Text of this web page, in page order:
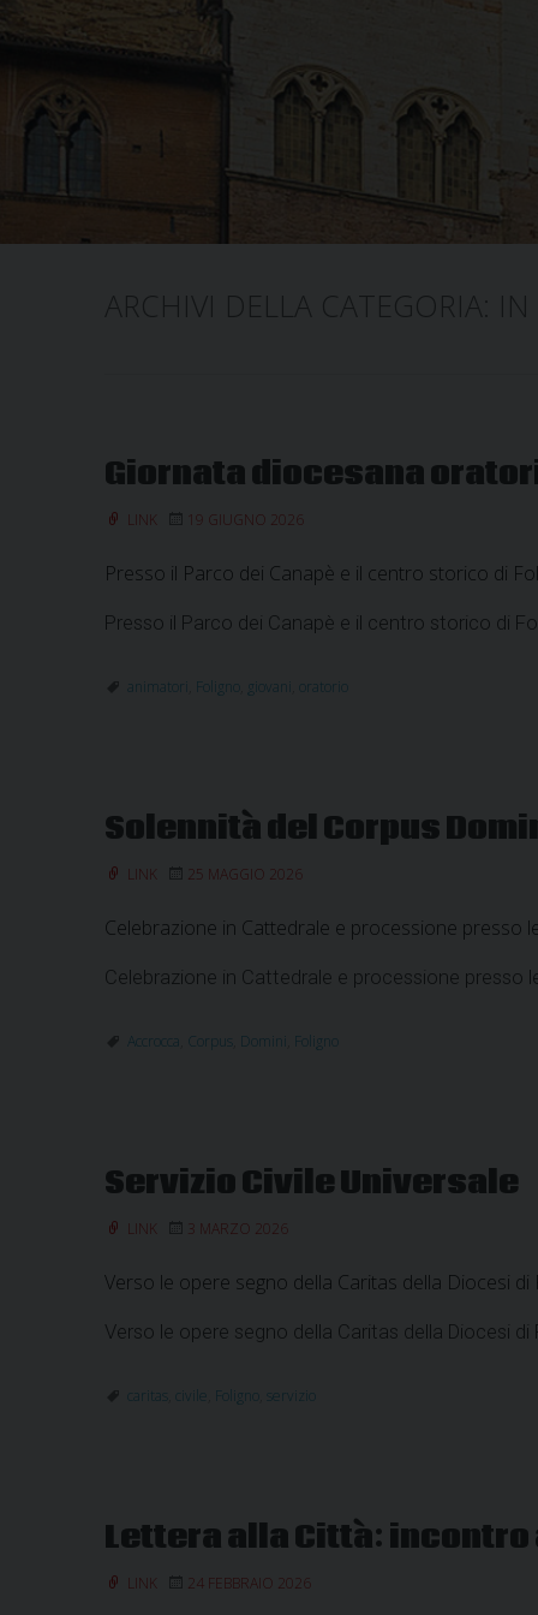
Giornata diocesana
LINK 19 GIUGNO 2026
Presso il Parco dei Canapè e il centro storico di
Presso il Parco dei Canapè e il centro storico di
animatori Foligno giovani oratorio
Solennità del Corpus
LINK 25 MAGGIO 2026
Celebrazione in Cattedrale e processione presso
Celebrazione in Cattedrale e processione presso
Accrocca Corpus Domini Foligno
Servizio Civile Universale
LINK 3 MARZO 2026
Verso le opere segno della Caritas della Diocesi di
Verso le opere segno della Caritas della Diocesi di
caritas civile Foligno servizio
Lettera alla Città:
LINK 24 FEBBRAIO 2026